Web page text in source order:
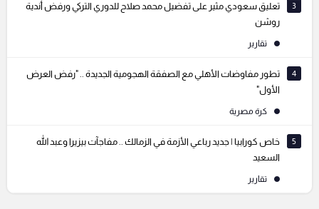
3
تعليق سعودي مثير على تفضيل محمد صلاح للدوري التركي ورفض أندية
روشن
تقارير
4
تطور مفاوضات الأهلي مع الصفقة الهجومية الجديدة .. "رفض العرض
الأول"
كرة مصرية
5
خاص كورابيا | جديد رباعي الأزمة في الزمالك .. مفاجآت بيزيرا وعبد الله
السعيد
تقارير